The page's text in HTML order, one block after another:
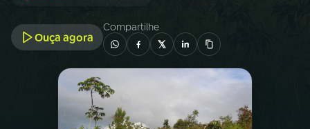
PROGRAMAS
Ouça agora
Compartilhe